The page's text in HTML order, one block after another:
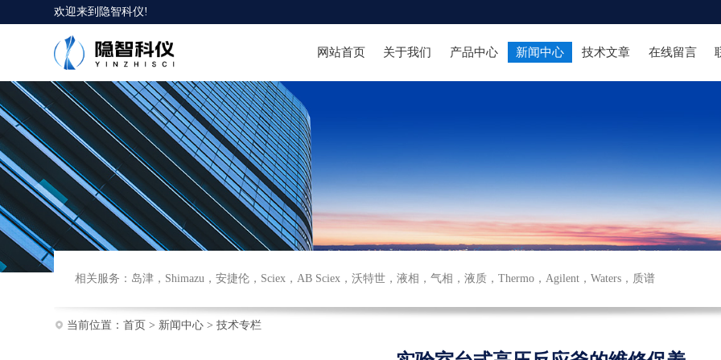
欢迎来到 隐智科仪!
网站首页 关于我们 产品中心 新闻中心 技术文章 在线留言
相关服务： 岛津 ， Shimazu ，安捷伦 ， Sciex ，AB Sciex ，沃特世 ，液相 ，气相 ，液质 ，Thermo ，Agilent ，Waters ， 质谱
当前位置： 首页 > 新闻中心> 技术专栏